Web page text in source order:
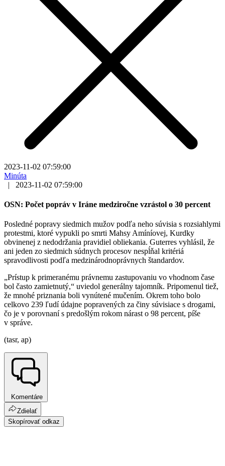
2023-11-02 07:59:00
Minúta
|
2023-11-02 07:59:00
OSN: Počet popráv v Iráne medziročne vzrástol o 30 percent
Posledné popravy siedmich mužov podľa neho súvisia s rozsiahlymi
protestmi, ktoré vypukli po smrti Mahsy Amíníovej, Kurdky
obvinenej z nedodržania pravidiel obliekania. Guterres vyhlásil, že
ani jeden zo siedmich súdnych procesov nespĺňal kritériá
spravodlivosti podľa medzinárodnoprávnych štandardov.
„Prístup k primeranému právnemu zastupovaniu vo vhodnom čase
bol často zamietnutý,“ uviedol generálny tajomník. Pripomenul tiež,
že mnohé priznania boli vynútené mučením. Okrem toho bolo
celkovo 239 ľudí údajne popravených za činy súvisiace s drogami,
čo je v porovnaní s predošlým rokom nárast o 98 percent, píše
v správe.
(tasr, ap)
Komentáre
Zdielať
Skopírovať odkaz